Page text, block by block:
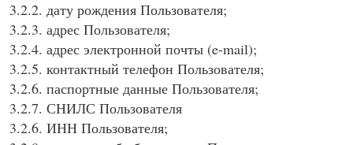
3.2.2. дату рождения Пользователя;
3.2.3. адрес Пользователя;
3.2.4. адрес электронной почты (e-mail);
3.2.5. контактный телефон Пользователя;
3.2.6. паспортные данные Пользователя;
3.2.7. СНИЛС Пользователя
3.2.6. ИНН Пользователя;